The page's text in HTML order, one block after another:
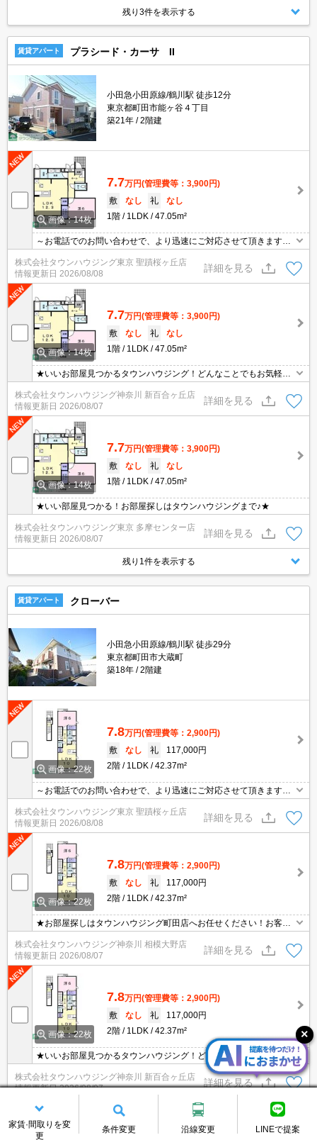
残り3件を表示する
賃貸アパート プラシード・カーサ II
小田急小田原線/鶴川駅 徒歩12分
東京都町田市能ヶ谷４丁目
築21年
2階建
画像：14枚
7.7万円(管理費等：3,900円)
敷
なし 礼
なし
1階
1LDK 47.05m²
～お電話でのお問い合わせで、より迅速にご対応させて頂きます～
地域密着タウンハウジングまで～
株式会社タウンハウジング東京 聖蹟桜ヶ丘店
情報更新日 2026/08/08
詳細を見る
画像：14枚
7.7万円(管理費等：3,900円)
敷
なし 礼
なし
1階
1LDK 47.05m²
★いいお部屋見つかるタウンハウジング！どんなことでもお気軽に
ご相談ください♪★
株式会社タウンハウジング神奈川 新百合ヶ丘店
情報更新日 2026/08/07
詳細を見る
画像：14枚
7.7万円(管理費等：3,900円)
敷
なし 礼
なし
1階
1LDK 47.05m²
★いい部屋見つかる！お部屋探しはタウンハウジングまで♪★
株式会社タウンハウジング東京 多摩センター店
情報更新日 2026/08/07
詳細を見る
残り1件を表示する
賃貸アパート クローバー
小田急小田原線/鶴川駅 徒歩29分
東京都町田市大蔵町
築18年
2階建
画像：22枚
7.8万円(管理費等：2,900円)
敷
なし 礼
117,000円
2階
1LDK 42.37m²
～お電話でのお問い合わせで、より迅速にご対応させて頂きます～
地域密着タウンハウジングまで～
株式会社タウンハウジング東京 聖蹟桜ヶ丘店
情報更新日 2026/08/08
詳細を見る
画像：22枚
7.8万円(管理費等：2,900円)
敷
なし 礼
117,000円
2階
1LDK 42.37m²
★お部屋探しはタウンハウジング町田店へお任せください！お客様
のご条件にピッタリなお部屋をご紹介可能です！！お引越しのプロ
が精一杯お手伝いさせていただきます！！★
株式会社タウンハウジング神奈川 相模大野店
情報更新日 2026/08/07
詳細を見る
画像：22枚
7.8万円(管理費等：2,900円)
敷
なし 礼
117,000円
2階
1LDK 42.37m²
★いいお部屋見つかるタウンハウジング！どんなことでもお気軽に
ご相談ください♪★
株式会社タウンハウジング神奈川 新百合ヶ丘店
情報更新日2026/08/07
詳細を見る
残り2件を表示する
家賃·間取りを変
更
条件変更 沿線変更 LINEで提案